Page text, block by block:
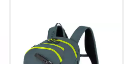
Rucksack Ridge 26 Rucksack,
Skitouren-Rucksack, Unisex -